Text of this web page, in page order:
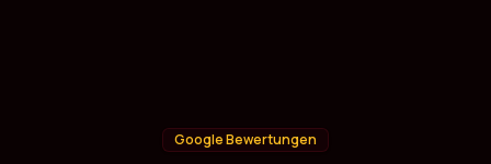
Google Bewertungen